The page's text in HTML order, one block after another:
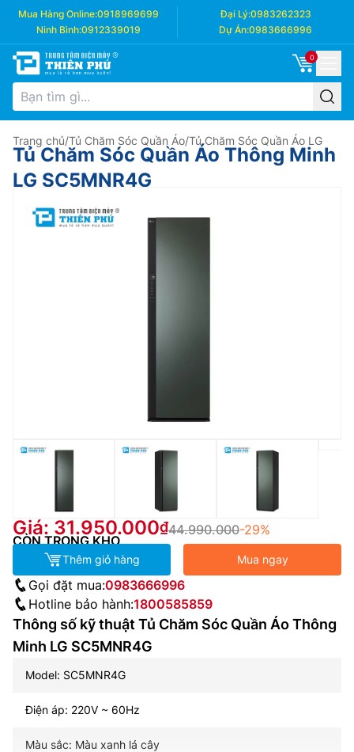
Mua Hàng Online:0918969699 Đại Lý:0983262323
Ninh Bình:0912339019 Dự Án:0983666996
0
Trang chủ/Tủ Chăm Sóc Quần Áo/Tủ Chăm Sóc Quần Áo LG
Tủ Chăm Sóc Quần Áo Thông Minh
LG SC5MNR4G
Giá: 31.950.000 44.990.000-29%
CÒN TRONG KHO
Thêm giỏ hàng Mua ngay
Gọi đặt mua:0983666996
Hotline bảo hành:1800585859
Thông số kỹ thuật Tủ Chăm Sóc Quần Áo Thông
Minh LG SC5MNR4G
Model: SC5MNR4G
Điện áp: 220V ~ 60Hz
Màu sắc: Màu xanh lá cây